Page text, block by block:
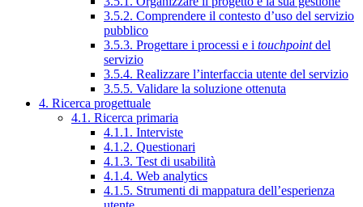
3.5.2. Comprendere il contesto d’uso del servizio
pubblico
3.5.3. Progettare i processi e i touchpointdel
servizio
3.5.4. Realizzare l’interfaccia utente del servizio
3.5.5. Validare la soluzione ottenuta
4. Ricerca progettuale
4.1. Ricerca primaria
4.1.1. Interviste
4.1.2. Questionari
4.1.3. Test di usabilità
4.1.4. Web analytics
4.1.5. Strumenti di mappatura dell’esperienza